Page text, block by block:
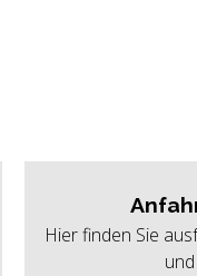
Hier finden Sie